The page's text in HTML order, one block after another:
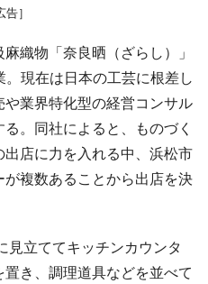
告］
織物「奈良晒（ざらし）」
現在は日本の工芸に根差し
業界特化型の経営コンサル
。同社によると、ものづく
店に力を入れる中、浜松市
複数あることから出店を決
立ててキッチンカウンタ
き、調理道具などを並べて